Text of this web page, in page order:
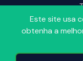
Este site usa
obtenha a